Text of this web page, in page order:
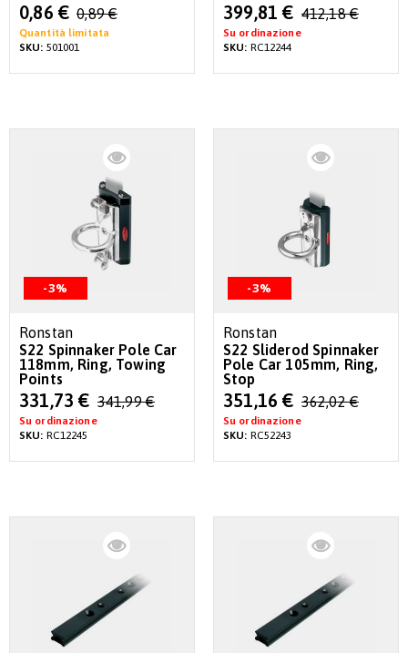
Special
Price
0,86 € 0,89 €
Quantità limitata
SKU: 501001
Special
Price
399,81 € 412,18 €
Su ordinazione
SKU: RC12244
-3%
Ronstan
S22 Spinnaker Pole Car
118mm, Ring, Towing
Points
Special
Price
331,73 € 341,99 €
Su ordinazione
SKU: RC12245
-3%
Ronstan
S22 Sliderod Spinnaker
Pole Car 105mm, Ring,
Stop
Special
Price
351,16 € 362,02 €
Su ordinazione
SKU: RC52243